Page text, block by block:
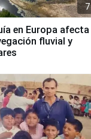
7
en Europa afecta
fluvial y